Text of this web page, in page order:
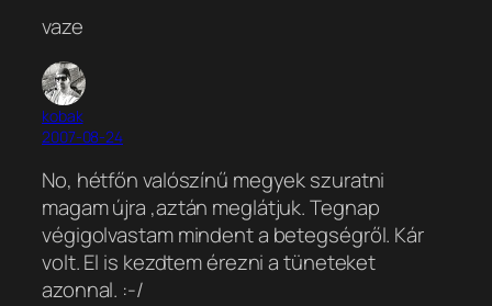
vaze
kobak
2007-08-24
No, hétfőn valószínű megyek szuratni
magam újra ,aztán meglátjuk. Tegnap
végigolvastam mindent a betegségről. Kár
volt. El is kezdtem érezni a tüneteket
azonnal. :-/